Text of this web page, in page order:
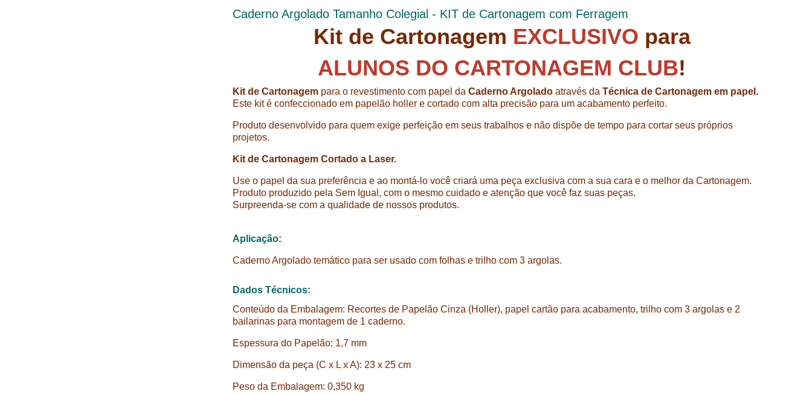
Caderno Argolado Tamanho Colegial - KIT de Cartonagem com Ferragem
Kit de Cartonagem EXCLUSIVO para
ALUNOS DO CARTONAGEM CLUB!
Kit de Cartonagempara o revestimento com papel da Caderno Argolado através da Técnica de Cartonagem em papel.
Este kit é confeccionado em papelão holler e cortado com alta precisão para um acabamento perfeito.
Produto desenvolvido para quem exige perfeição em seus trabalhos e não dispõe de tempo para cortar seus próprios
projetos.
Kit de Cartonagem Cortado a Laser.
Use o papel da sua preferência e ao montá-lo você criará uma peça exclusiva com a sua cara e o melhor da Cartonagem.
Produto produzido pela Sem Igual, com o mesmo cuidado e atenção que você faz suas peças.
Surpreenda-se com a qualidade de nossos produtos.
Aplicação:
Caderno Argolado temático para ser usado com folhas e trilho com 3 argolas.
Dados Técnicos:
Conteúdo da Embalagem: Recortes de Papelão Cinza (Holler), papel cartão para acabamento, trilho com 3 argolas e 2
bailarinas para montagem de 1 caderno.
Espessura do Papelão: 1,7 mm
Dimensão da peça (C x L x A): 23 x 25 cm
Peso da Embalagem: 0,350 kg